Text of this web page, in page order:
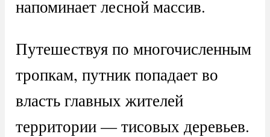
напоминает лесной массив.
Путешествуя по многочисленным
тропкам, путник попадает во
власть главных жителей
территории — тисовых деревьев.